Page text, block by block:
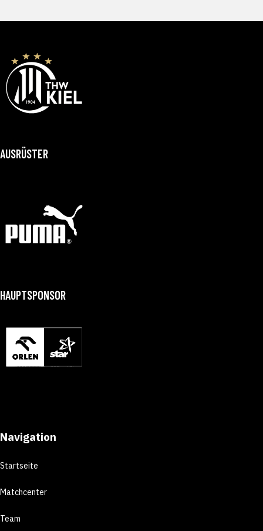
AUSRÜSTER
HAUPTSPONSOR
Navigation
Startseite
Matchcenter
Team